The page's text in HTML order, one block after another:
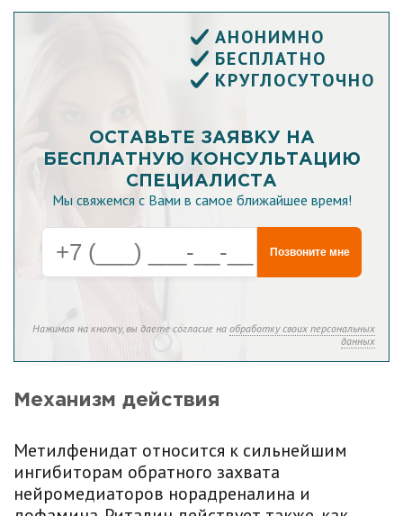
АНОНИМНО
БЕСПЛАТНО
КРУГЛОСУТОЧНО
ОСТАВЬТЕ ЗАЯВКУ НА
БЕСПЛАТНУЮ КОНСУЛЬТАЦИЮ
СПЕЦИАЛИСТА
Мы свяжемся с Вами в самое ближайшее время!
Позвоните мне
Нажимая на кнопку, вы даете согласие на обработку своих персональных
данных
Механизм действия
Метилфенидат относится к сильнейшим
ингибиторам обратного захвата
нейромедиаторов норадреналина и